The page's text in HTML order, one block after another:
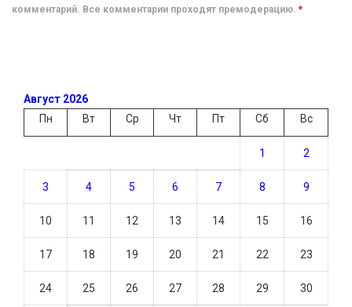
комментарий. Все комментарии проходят премодерацию. *
Август 2026
Пн
Вт Ср Чт Пт Сб Вс
1 2
3 4 5 6 7 8 9
10 11 12 13 14 15 16
17 18 19 20 21 22 23
24 25 26 27 28 29 30